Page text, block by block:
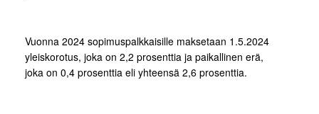
Vuonna 2024 sopimuspalkkaisille maksetaan 1.5.2024
yleiskorotus, joka on 2,2 prosenttia ja paikallinen erä,
joka on 0,4 prosenttia eli yhteensä 2,6 prosenttia.